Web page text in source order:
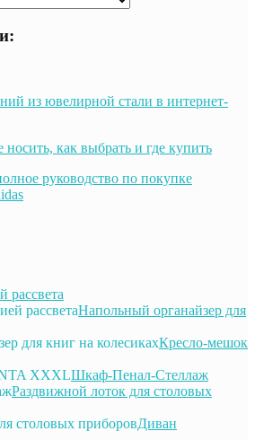
из ювелирной стали в интернет-
носить, как выбрать и где купить
руководство по покупке
рассвета
Напольный органайзер для
Кресло-мешок
Шкаф-Пенал-Стеллаж
Раздвижной лоток для столовых
Диван